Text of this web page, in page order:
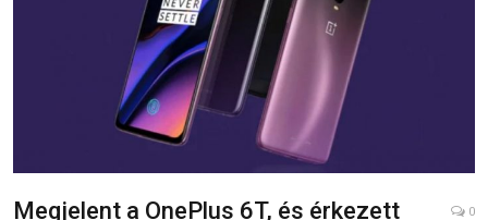
Megjelent a OnePlus 6T, és érkezett
0